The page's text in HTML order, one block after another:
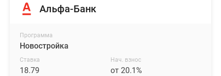
Альфа-Банк
Программа
Новостройка
Ставка
18.79
Нач. взнос
от 20.1%